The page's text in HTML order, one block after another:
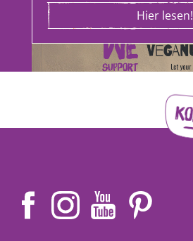
Hier lesen!
Angelina | 27. Dezember 2025